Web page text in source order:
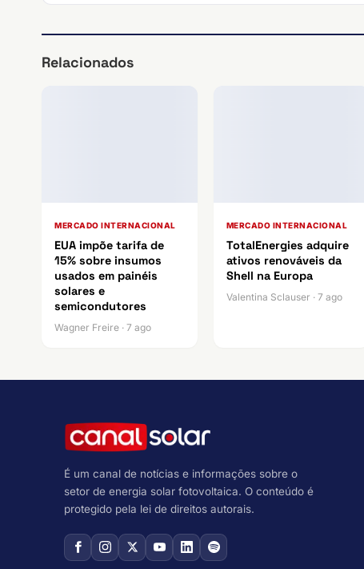
Relacionados
MERCADO INTERNACIONAL
EUA impõe tarifa de
15% sobre insumos
usados em painéis
solares e
semicondutores
Wagner Freire · 7 ago
MERCADO INTERNACIONAL
TotalEnergies adquire
ativos renováveis da
Shell na Europa
Valentina Sclauser · 7 ago
É um canal de notícias e informações sobre o
setor de energia solar fotovoltaica. O conteúdo é
protegido pela lei de direitos autorais.